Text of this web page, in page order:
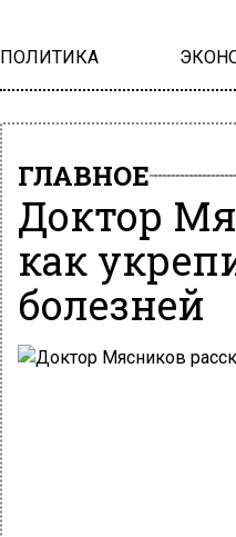
ПОЛИТИКА
ГЛАВНОЕ
Доктор
как
болезней